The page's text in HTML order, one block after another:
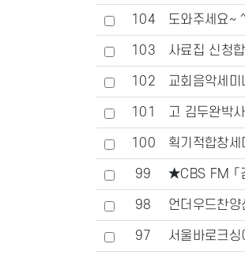
104 도와주세요~
103 사료집 신청
102 교회음악세
101 고 김두완박
100 획기적합창
99 ★CBS FM 「
98 언더우드찬양
97 서울바로크